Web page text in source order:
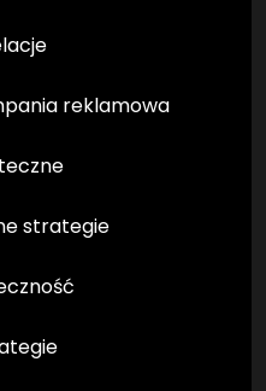
reklamowa
strategie